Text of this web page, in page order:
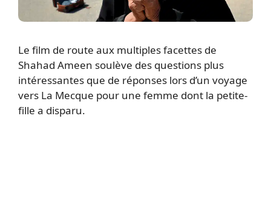
Le film de route aux multiples facettes de
Shahad Ameen soulève des questions plus
intéressantes que de réponses lors d’un voyage
vers La Mecque pour une femme dont la petite-
fille a disparu.